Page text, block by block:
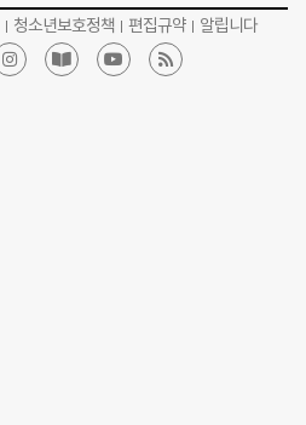
청소년보호정책 편집규약 알립니다